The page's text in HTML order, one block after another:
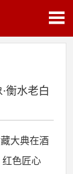
衡水老白
大典在酒
红色匠心